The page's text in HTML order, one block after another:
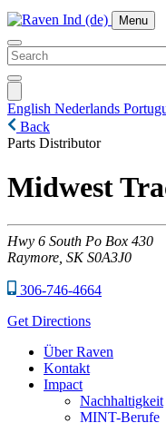
Menu
English Nederlands
Back
Parts Distributor
Midwest
Hwy 6 South Po Box 430
Raymore, SK S0A3J0
306-746-4664
Get Directions
Über Raven
Kontakt
Impact
Nachhaltigkeit
MINT-Berufe